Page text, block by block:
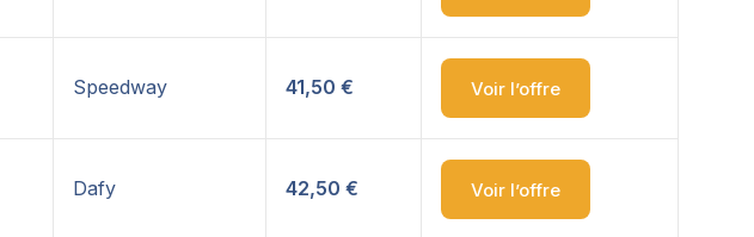
Speedway 41,50 € Voir l’offre
Dafy 42,50 € Voir l’offre